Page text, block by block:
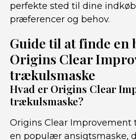
perfekte sted til dine
præferencer og behov.
Guide til at finde en
Origins Clear
trækulsmaske
Hvad er Origins Clear
trækulsmaske?
Origins Clear
en populær ansigtsmaske,